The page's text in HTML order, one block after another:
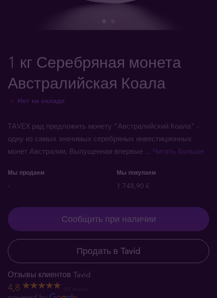
1 кг Серебряная монета
Австралийская Коала
Нет на складе
TAVEX рад предложить монету "Австралийский Коала" -
одну из самых значимых серебряных инвестиционных
монет Австралии. Выпущенная впервые ... Читать больше
Мы продаем Мы покупаем
- 1 748,90 €
Сообщить при наличии
Продать в Tavid
Отзывы клиентов Tavid
4,8